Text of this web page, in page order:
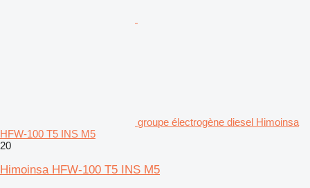
groupe électrogène diesel Himoinsa
HFW-100 T5 INS M5
20
Himoinsa HFW-100 T5 INS M5